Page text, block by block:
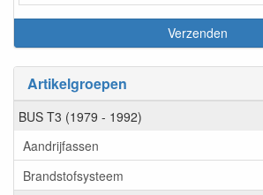
Artikelgroepen
BUS T3 (1979 - 1992)
Aandrijfassen
Brandstofsysteem